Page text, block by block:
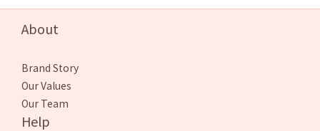
About
Brand Story
Our Values
Our Team
Help